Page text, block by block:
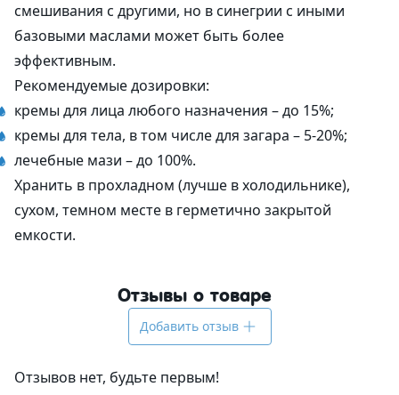
смешивания с другими, но в синегрии с иными
базовыми маслами может быть более
эффективным.
Рекомендуемые дозировки:
кремы для лица любого назначения – до 15%;
кремы для тела, в том числе для загара – 5-20%;
лечебные мази – до 100%.
Хранить в прохладном (лучше в холодильнике),
сухом, темном месте в герметично закрытой
емкости.
Отзывы о товаре
Добавить отзыв
Отзывов нет, будьте первым!